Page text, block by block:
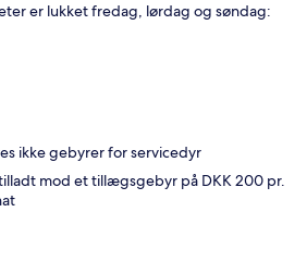
er lukket fredag, lørdag og søndag:
ikke gebyrer for servicedyr
mod et tillægsgebyr på DKK 200 pr.